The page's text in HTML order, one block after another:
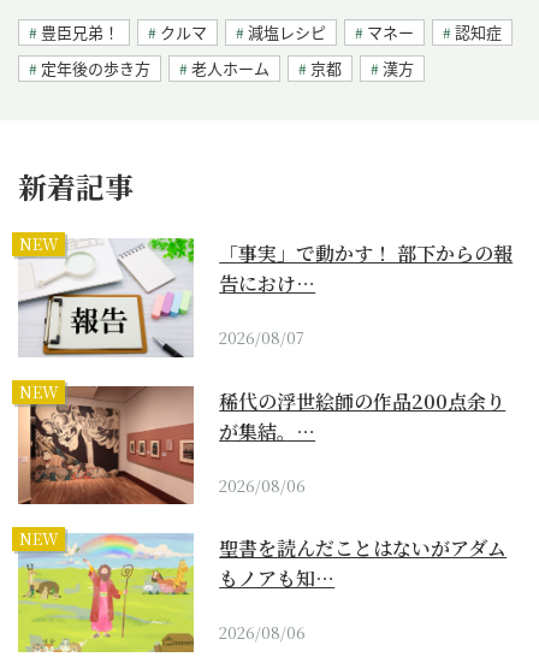
豊臣兄弟！ クルマ 減塩レシピ マネー
認知症
定年後の歩き方
老人ホーム 京都 漢方
新着記事
NEW
「事実」で動かす！ 部下からの報
告におけ…
2026/08/07
NEW
稀代の浮世絵師の作品200点余り
が集結。…
2026/08/06
NEW
聖書を読んだことはないがアダム
もノアも知…
2026/08/06